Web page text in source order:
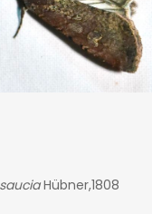
Hübner,1808